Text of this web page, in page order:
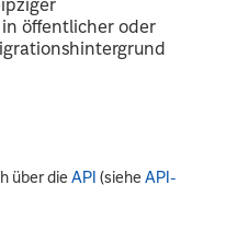
öffentlicher oder
über dieAPI (sieheAPI-